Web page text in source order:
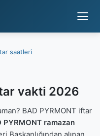
saatleri
vakti 2026
BAD PYRMONT iftar
PYRMONT ramazan